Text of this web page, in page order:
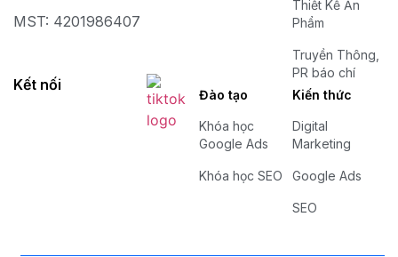
MST: 4201986407
Kết nối
Thiết Kế Ấn
Phẩm
Truyền Thông,
PR báo chí
Đào tạo
Khóa học
Google Ads
Khóa học SEO
Kiến thức
Digital
Marketing
Google Ads
SEO